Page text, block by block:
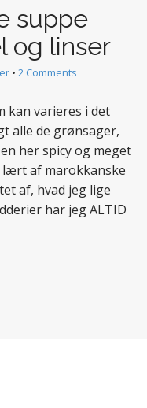
suppe
og linser
• 2 Comments
kan varieres i det
alle de grønsager,
her spicy og meget
af marokkanske
af, hvad jeg lige
har jeg ALTID